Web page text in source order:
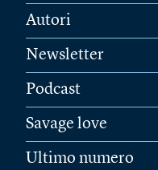
Autori
Newsletter
Podcast
Savage love
Ultimo numero